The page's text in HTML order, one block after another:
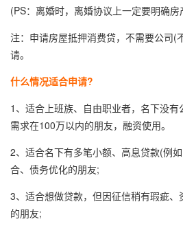
(PS：离婚时，离婚协议上一定要明确
注：申请房屋抵押消费贷，不需要公司(
请。
什么情况适合申请?
1、适合上班族、自由职业者，名下没
需求在100万以内的朋友，融资使用。
2、适合名下有多笔小额、高息贷款(例
合、债务优化的朋友;
3、适合想做贷款，但因征信稍有瑕疵
的朋友;